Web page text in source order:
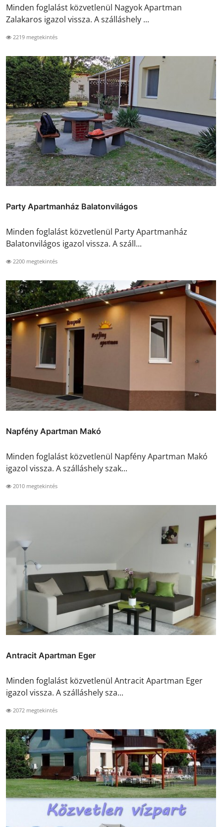
Minden foglalást közvetlenül Nagyok Apartman
Zalakaros igazol vissza. A szálláshely ...
2219 megtekintés
Party Apartmanház Balatonvilágos
Minden foglalást közvetlenül Party Apartmanház
Balatonvilágos igazol vissza. A száll...
2200 megtekintés
Napfény Apartman Makó
Minden foglalást közvetlenül Napfény Apartman Makó
igazol vissza. A szálláshely szak...
2010 megtekintés
Antracit Apartman Eger
Minden foglalást közvetlenül Antracit Apartman Eger
igazol vissza. A szálláshely sza...
2072 megtekintés